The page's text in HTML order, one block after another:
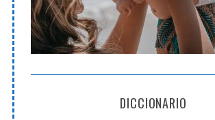
DICCIONARIO